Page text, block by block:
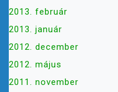
2013. február
2013. január
2012. december
2012. május
2011. november